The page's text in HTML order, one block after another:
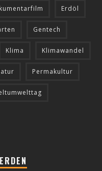
Erdöl
Gentech
Klima Klimawandel
Permakultur